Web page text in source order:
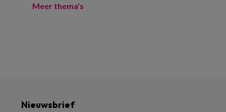
Meer thema's
Nieuwsbrief